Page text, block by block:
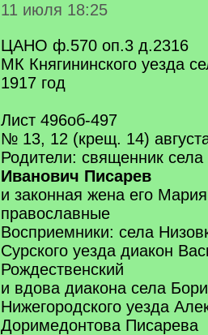
11 июля 18:25
ЦАНО ф.570 оп.3 д.2316
МК Княгининского уезда
1917 год
Лист 496об-497
№ 13, 12 (крещ. 14)
Родители: священник
Иванович Писарев
и законная жена его
православные
Восприемники: села
Сурского уезда диакон
Рождественский
и вдова диакона села
Нижегородского уезда
Доримедонтова Писарева